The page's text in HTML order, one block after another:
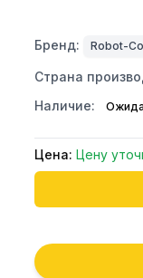
Бренд: Robot-
Страна
Наличие:
Цена: Цену